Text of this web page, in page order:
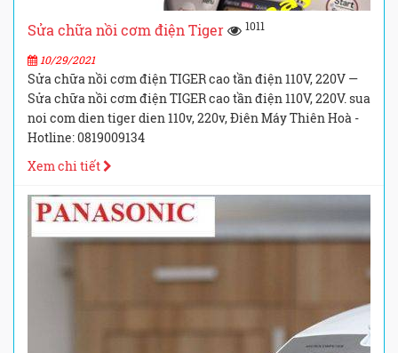
Sửa chữa nồi cơm điện Tiger 1011
10/29/2021
Sửa chữa nồi cơm điện TIGER cao tần điện 110V, 220V —
Sửa chữa nồi cơm điện TIGER cao tần điện 110V, 220V. sua
noi com dien tiger dien 110v, 220v, Điên Máy Thiên Hoà -
Hotline: 0819009134
Xem chi tiết